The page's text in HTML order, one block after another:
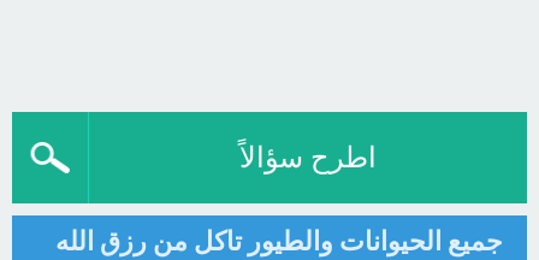
اطرح سؤالاً
جميع الحيوانات والطيور تاكل من رزق الله